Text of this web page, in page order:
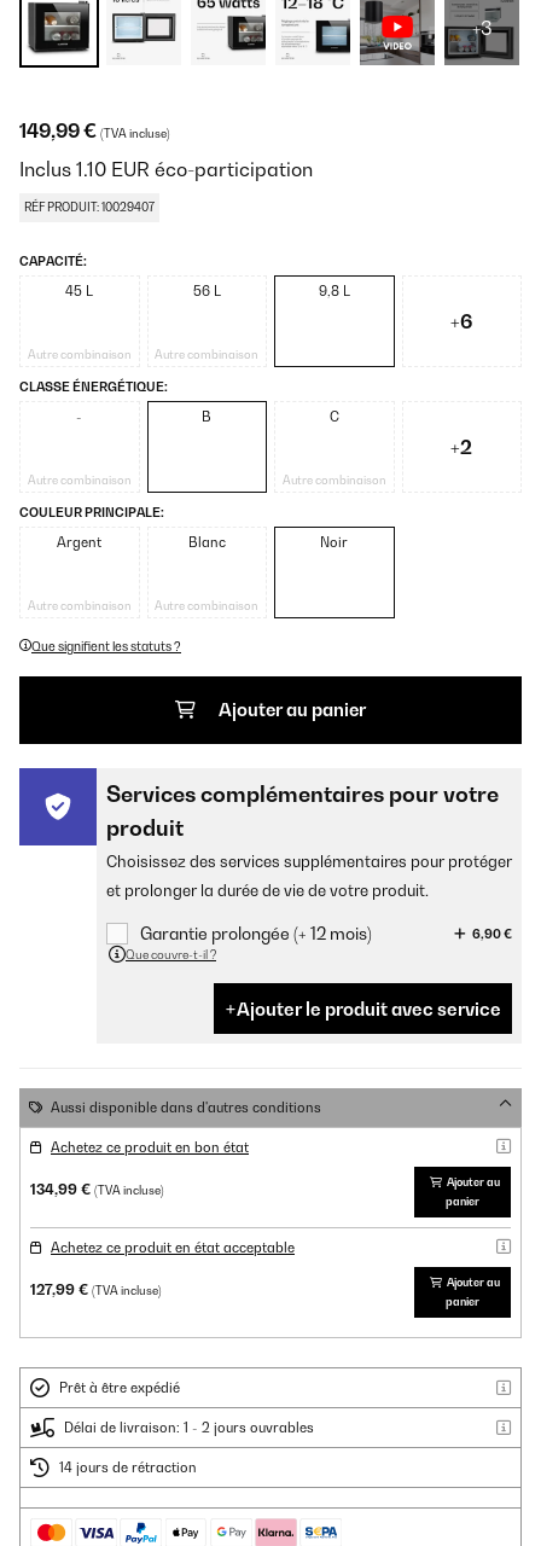
+3
149,99 € (TVA incluse)
Inclus 1.10 EUR éco-participation
RÉF PRODUIT: 10029407
CAPACITÉ:
45 L
Autre combinaison
56 L
Autre combinaison
9,8 L
+6
CLASSE ÉNERGÉTIQUE:
-
Autre combinaison
B C
Autre combinaison
+2
COULEUR PRINCIPALE:
Argent
Autre combinaison
Blanc
Autre combinaison
Noir
Que signifient les statuts ?
Ajouter au panier
Services complémentaires pour votre
produit
Choisissez des services supplémentaires pour protéger
et prolonger la durée de vie de votre produit.
Garantie prolongée (+ 12 mois)
6,90 €
Que couvre-t-il ?
Ajouter le produit avec service
Aussi disponible dans d'autres conditions
Achetez ce produit en bon état
134,99 € (TVA incluse)
Ajouter au
panier
Achetez ce produit en état acceptable
127,99 € (TVA incluse)
Ajouter au
panier
Prêt à être expédié
Délai de livraison: 1 - 2 jours ouvrables
14 jours de rétraction